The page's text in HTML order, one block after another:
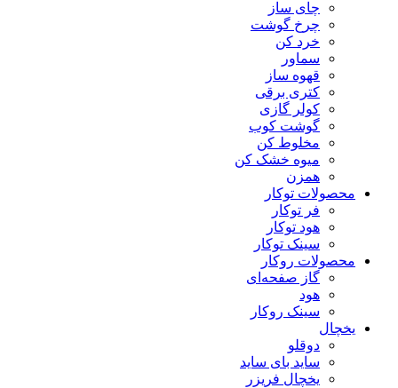
چای ساز
چرخ گوشت
خرد کن
سماور
قهوه ساز
کتری برقی
کولر گازی
گوشت کوب
مخلوط کن
میوه خشک کن
همزن
محصولات توکار
فر توکار
هود توکار
سینک توکار
محصولات روکار
گاز صفحه‌ای
هود
سینک روکار
یخچال
دوقلو
ساید بای ساید
یخچال فریزر